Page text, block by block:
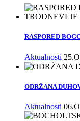
RASPORED
Aktualnosti
ODRŽANA
Aktualnosti